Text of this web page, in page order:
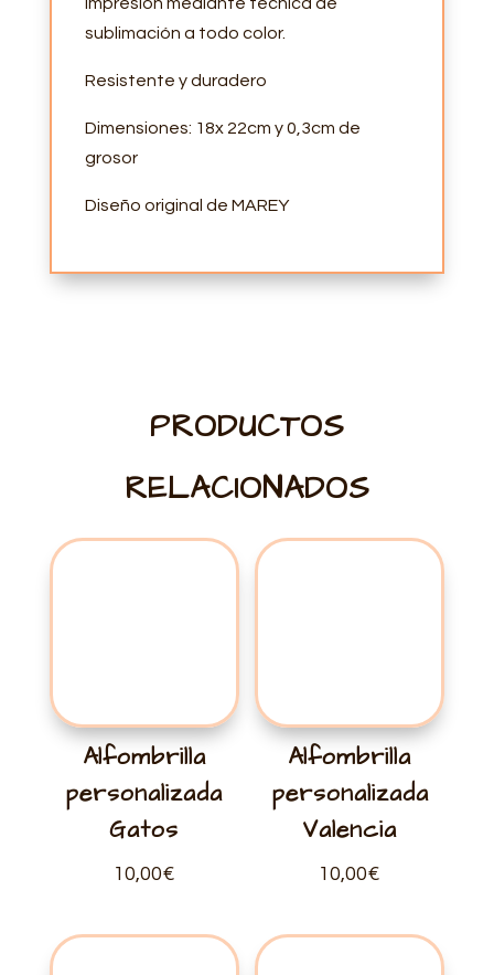
sublimación a todo color.
Resistente y duradero
Dimensiones: 18x 22cm y 0,3cm de
grosor
Diseño original de MAREY
PRODUCTOS
RELACIONADOS
Alfombrilla
personalizada
Gatos
10,00€
Alfombrilla
personalizada
Valencia
10,00€